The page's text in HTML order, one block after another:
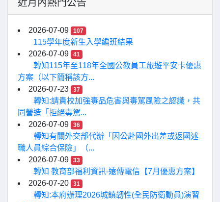
近月內熱門公告
2026-07-09 107
115學年度新生入學編班結果
2026-07-09
41
轉知115年至118年全國公教員工旅遊平安卡優惠
方案（以下簡稱該方...
2026-07-23
37
轉知:請貴校加強毒品危害與毒駕風險之認識，共
同營造「拒絕毒駕...
2026-07-09
36
轉知有關外交部代辦「因公赴國外出差或返國述
職人員綜合保險」（...
2026-07-09
33
轉知 教育部福利資訊-遠傳電信【7月優惠方案】
2026-07-20
31
轉知:本府辦理2026城鎮韌性(全民防衛動員)演習